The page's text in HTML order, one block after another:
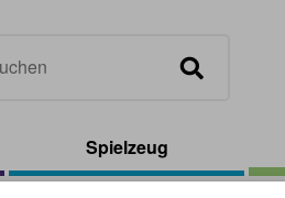
Spielzeug